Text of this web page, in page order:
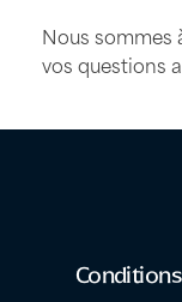
Nous sommes
vos questions